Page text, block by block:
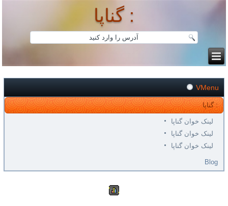
گناپا :
VMenu
گناپا :
لینک خوان گناپا
لینک خوان گناپا
لینک خوان گناپا
Blog